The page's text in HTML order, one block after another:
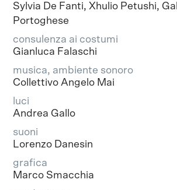
Sylvia De Fanti, Xhulio Petushi,
Portoghese
consulenza ai costumi
Gianluca Falaschi
musica, ambiente sonoro
Collettivo Angelo Mai
luci
Andrea Gallo
suoni
Lorenzo Danesin
grafica
Marco Smacchia